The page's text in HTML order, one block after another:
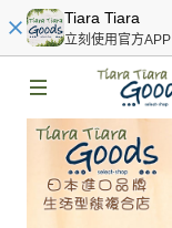
Tiara Tiara
立刻使用官方APP